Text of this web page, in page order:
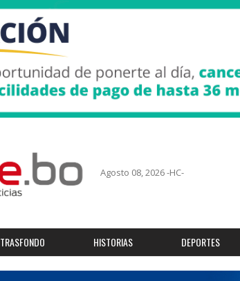
Agosto 08, 2026 -HC-
TRASFONDO HISTORIAS DEPORTES